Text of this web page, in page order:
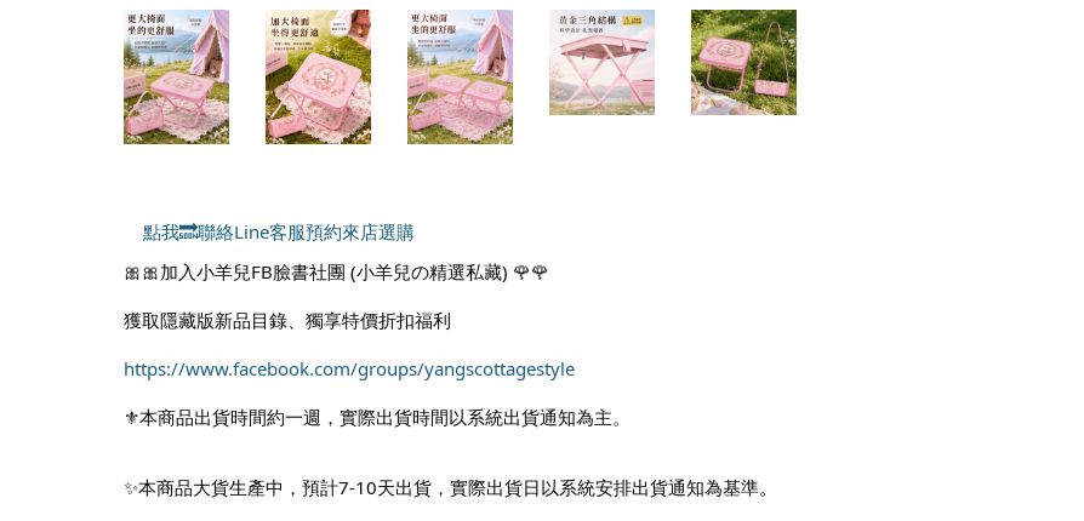
點我🔜聯絡Line客服預約來店選購
🎀🎀加入小羊兒FB臉書社團 (小羊兒の精選私藏) 🌹🌹
獲取隱藏版新品目錄、獨享特價折扣福利
https://www.facebook.com/groups/yangscottagestyle
⚜️本商品出貨時間約一週，實際出貨時間以系統出貨通知為主。
✨本商品大貨生產中，預計7-10天出貨，實際出貨日以系統安排出貨通知為基準。